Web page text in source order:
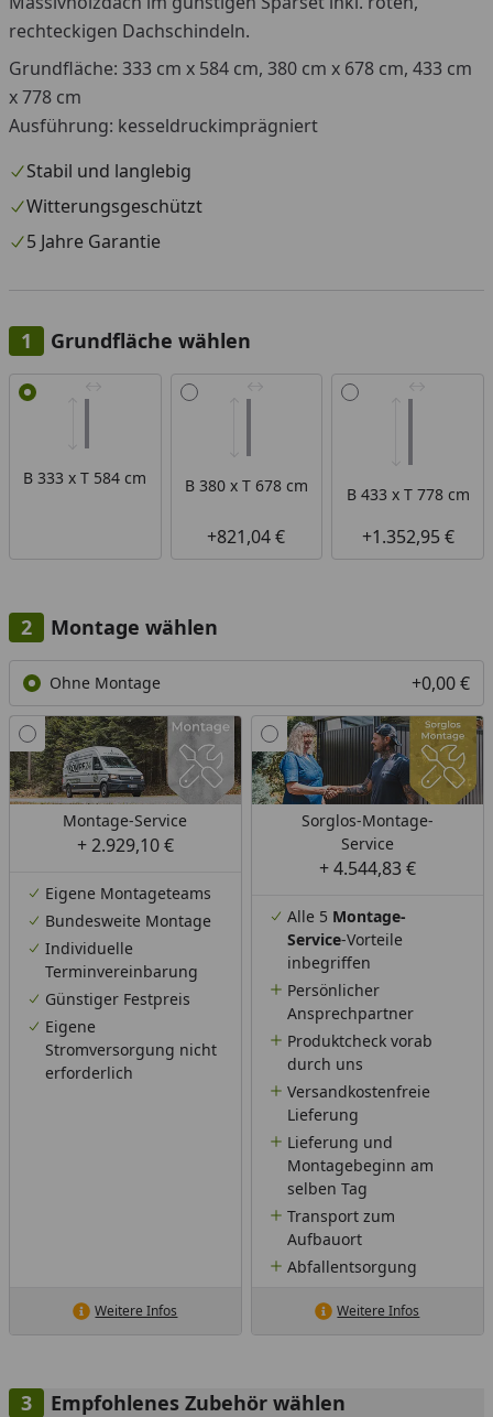
rechteckigen Dachschindeln.
Grundfläche: 333 cm x 584 cm, 380 cm x 678 cm, 433 cm
x 778 cm
Ausführung: kesseldruckimprägniert
Stabil und langlebig
Witterungsgeschützt
5 Jahre Garantie
Grundfläche wählen
Alle anzeigen (3)
B 333 x T 584 cm B 380 x T 678 cm
+821,04 €
B 433 x T 778 cm
+1.352,95 €
Montage wählen
Ohne Montage +0,00 €
Montage-Service
+ 2.929,10 €
Eigene Montageteams
Bundesweite Montage
Individuelle
Terminvereinbarung
Günstiger Festpreis
Eigene
Stromversorgung nicht
erforderlich
Weitere Infos
Sorglos-Montage-
Service
+ 4.544,83 €
Alle 5 Montage-
Service-Vorteile
inbegriffen
Persönlicher
Ansprechpartner
Produktcheck vorab
durch uns
Versandkostenfreie
Lieferung
Lieferung und
Montagebeginn am
selben Tag
Transport zum
Aufbauort
Abfallentsorgung
Weitere Infos
Empfohlenes Zubehör wählen